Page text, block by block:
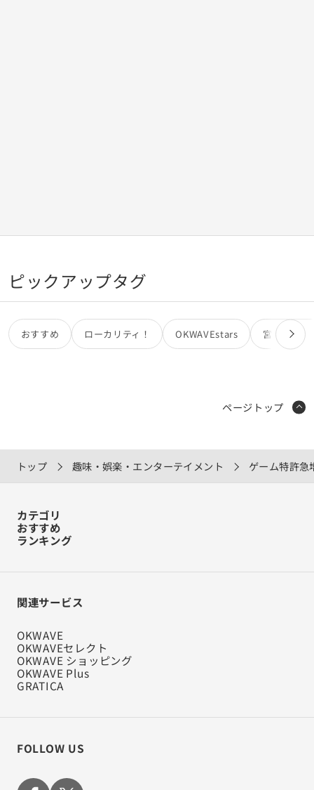
ピックアップタグ
おすすめ ローカリティ！ OKWAVEstars 宮田カオリ
トップ 趣味・娯楽・エンターテイメント ゲーム特許急
ページトップ
カテゴリ
おすすめ
ランキング
関連サービス
OKWAVE
OKWAVEセレクト
OKWAVE ショッピング
OKWAVE Plus
GRATICA
FOLLOW US